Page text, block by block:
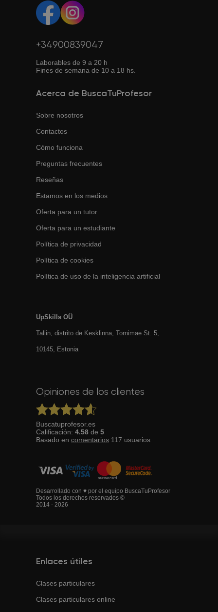
+34900839047
Laborables de 9 a 20 h
Fines de semana de 10 a 18 hs.
Acerca de BuscaTuProfesor
Sobre nosotros
Contactos
Cómo funciona
Preguntas frecuentes
Reseñas
Estamos en los medios
Oferta para un tutor
Oferta para un estudiante
Política de privacidad
Política de cookies
Política de uso de la inteligencia artificial
UpSkills OÜ
Tallin, distrito de Kesklinna, Tornimаe St. 5,
10145, Estonia
Opiniones de los clientes
Buscatuprofesor.es
Calificación: 4.58 de 5
Basado en comentarios 117 usuarios
Desarrollado con ♥ por el equipo BuscaTuProfesor
Todos los derechos reservados ©
2014 - 2026
Enlaces útiles
Clases particulares
Clases particulares online